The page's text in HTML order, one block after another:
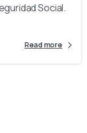
Social.
Read more